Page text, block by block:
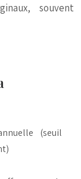
souvent
(seuil